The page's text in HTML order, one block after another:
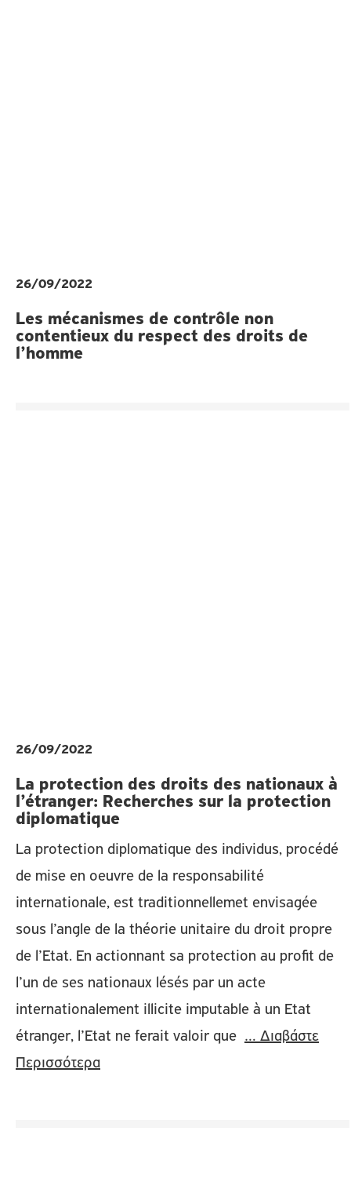
26/09/2022
Les mécanismes de contrôle non
contentieux du respect des droits de
l’homme
26/09/2022
La protection des droits des nationaux à
l’étranger: Recherches sur la protection
diplomatique
La protection diplomatique des individus, procédé
de mise en oeuvre de la responsabilité
internationale, est traditionnellemet envisagée
sous l’angle de la théorie unitaire du droit propre
de l’Etat. En actionnant sa protection au profit de
l’un de ses nationaux lésés par un acte
internationalement illicite imputable à un Etat
étranger, l’Etat ne ferait valoir que … Διαβάστε
Περισσότερα